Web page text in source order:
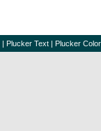
| Plucker Text | Plucker Color